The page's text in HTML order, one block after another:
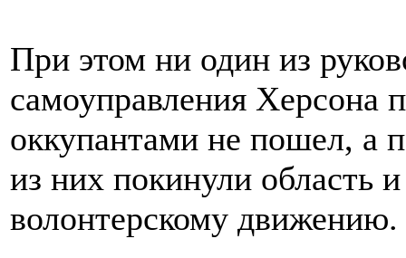
При этом ни один из
самоуправления Херсона
оккупантами не пошел, а
из них покинули область
волонтерскому движению.